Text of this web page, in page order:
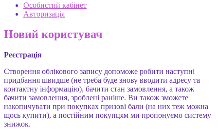
Особистий кабінет
Авторизація
Новий користувач
Реєстрація
Створення облікового запису допоможе робити наступні
придбання швидше (не треба буде знову вводити адресу та
контактну інформацію), бачити стан замовлення, а також
бачити замовлення, зроблені раніше. Ви також зможете
накопичувати при покупках призові бали (на них теж можна
щось купити), а постійним покупцям ми пропонуємо систему
знижок.